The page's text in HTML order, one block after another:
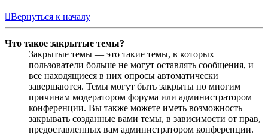
Вернуться к началу
Что такое закрытые темы?
Закрытые темы — это такие темы, в которых
пользователи больше не могут оставлять сообщения, и
все находящиеся в них опросы автоматически
завершаются. Темы могут быть закрыты по многим
причинам модератором форума или администратором
конференции. Вы также можете иметь возможность
закрывать созданные вами темы, в зависимости от прав,
предоставленных вам администратором конференции.